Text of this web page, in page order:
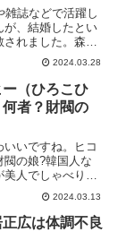
雑誌などで活躍し
が、結婚したとい
れました。森七
の?旦那は誰？仲
そこで今回は森
ているか?旦那は
2024.03.28
ー（ひろこひ
者？財閥の
いいですね。ヒコ
閥の娘?韓国人な
人でしゃべりが
韓国人というウ
ウワサが絶えませ
コロヒーさんにつ
2024.03.13
正広は体調不良